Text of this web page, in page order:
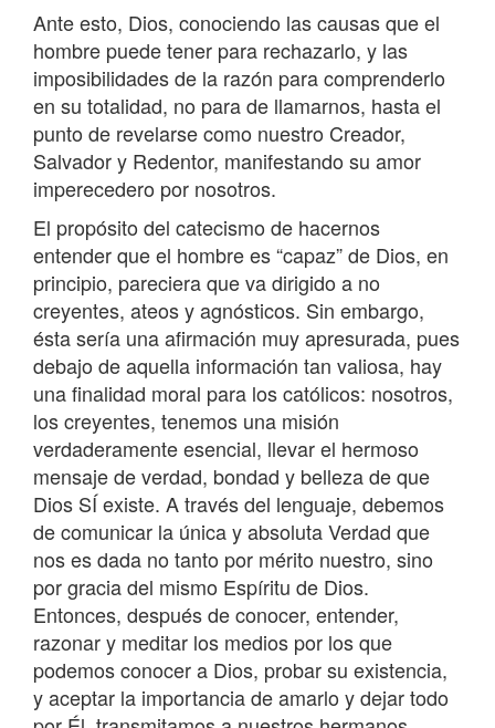
Ante esto, Dios, conociendo las causas que el
hombre puede tener para rechazarlo, y las
imposibilidades de la razón para comprenderlo
en su totalidad, no para de llamarnos, hasta el
punto de revelarse como nuestro Creador,
Salvador y Redentor, manifestando su amor
imperecedero por nosotros.
El propósito del catecismo de hacernos
entender que el hombre es “capaz” de Dios, en
principio, pareciera que va dirigido a no
creyentes, ateos y agnósticos. Sin embargo,
ésta sería una afirmación muy apresurada, pues
debajo de aquella información tan valiosa, hay
una finalidad moral para los católicos: nosotros,
los creyentes, tenemos una misión
verdaderamente esencial, llevar el hermoso
mensaje de verdad, bondad y belleza de que
Dios SÍ existe. A través del lenguaje, debemos
de comunicar la única y absoluta Verdad que
nos es dada no tanto por mérito nuestro, sino
por gracia del mismo Espíritu de Dios.
Entonces, después de conocer, entender,
razonar y meditar los medios por los que
podemos conocer a Dios, probar su existencia,
y aceptar la importancia de amarlo y dejar todo